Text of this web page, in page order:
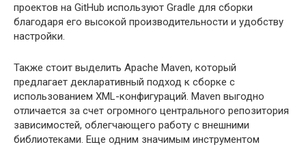
проектов на GitHub используют Gradle для сборки
благодаря его высокой производительности и удобству
настройки.
Также стоит выделить Apache Maven, который
предлагает декларативный подход к сборке с
использованием XML-конфигураций. Maven выгодно
отличается за счет огромного центрального репозитория
зависимостей, облегчающего работу с внешними
библиотеками. Еще одним значимым инструментом